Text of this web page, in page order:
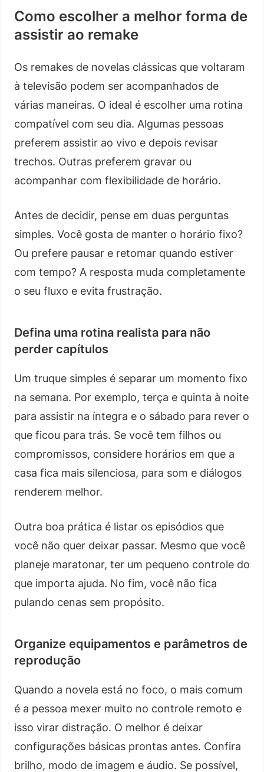
Como escolher a melhor forma de
assistir ao remake
Os remakes de novelas clássicas que voltaram
à televisão podem ser acompanhados de
várias maneiras. O ideal é escolher uma rotina
compatível com seu dia. Algumas pessoas
preferem assistir ao vivo e depois revisar
trechos. Outras preferem gravar ou
acompanhar com flexibilidade de horário.
Antes de decidir, pense em duas perguntas
simples. Você gosta de manter o horário fixo?
Ou prefere pausar e retomar quando estiver
com tempo? A resposta muda completamente
o seu fluxo e evita frustração.
Defina uma rotina realista para não
perder capítulos
Um truque simples é separar um momento fixo
na semana. Por exemplo, terça e quinta à noite
para assistir na íntegra e o sábado para rever o
que ficou para trás. Se você tem filhos ou
compromissos, considere horários em que a
casa fica mais silenciosa, para som e diálogos
renderem melhor.
Outra boa prática é listar os episódios que
você não quer deixar passar. Mesmo que você
planeje maratonar, ter um pequeno controle do
que importa ajuda. No fim, você não fica
pulando cenas sem propósito.
Organize equipamentos e parâmetros de
reprodução
Quando a novela está no foco, o mais comum
é a pessoa mexer muito no controle remoto e
isso virar distração. O melhor é deixar
configurações básicas prontas antes. Confira
brilho, modo de imagem e áudio. Se possível,